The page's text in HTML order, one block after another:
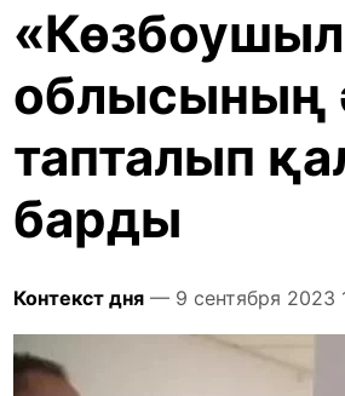
облысының
тапталып
барды
Контекст дня — 9 сентября 2023